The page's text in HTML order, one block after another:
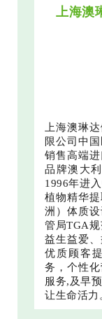
上海
上海澳琳
限公司中
销售高端
品牌澳大
1996年进
植物精华
洲）体质
管局TGA规
益生益爱
优质顾客
务，个性
服务,及早
让生命活力